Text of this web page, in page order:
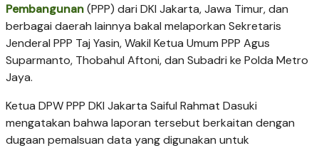
Pembangunan(PPP) dari DKI Jakarta, Jawa Timur, dan
berbagai daerah lainnya bakal melaporkan Sekretaris
Jenderal PPP Taj Yasin, Wakil Ketua Umum PPP Agus
Suparmanto, Thobahul Aftoni, dan Subadri ke Polda Metro
Jaya.
Ketua DPW PPP DKI Jakarta Saiful Rahmat Dasuki
mengatakan bahwa laporan tersebut berkaitan dengan
dugaan pemalsuan data yang digunakan untuk